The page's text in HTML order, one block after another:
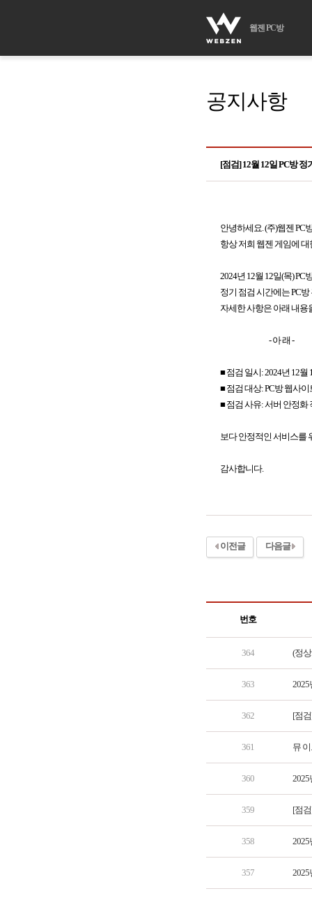
웹젠 PC방
공지사항
[점검] 12월 12일 PC방 정
안녕하세요. (주)웹젠 PC
항상 저희 웹젠 게임에
2024년 12월 12일(목)
정기 점검 시간에는 PC
자세한 사항은 아래 내용
- 아 래 -
■ 점검 일시: 2024년 12월
■ 점검 대상: PC방 웹사이
■ 점검 사유: 서버 안정화
보다 안정적인 서비스를
감사합니다.
이전글 다음글
번호
364 (정
363 2025
362 [점
361 뮤
360 2025
359 [점
358 2025
357 2025